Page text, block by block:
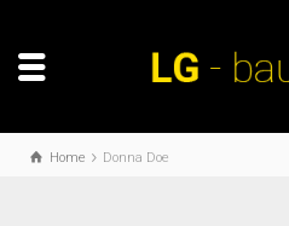
Home Donna Doe